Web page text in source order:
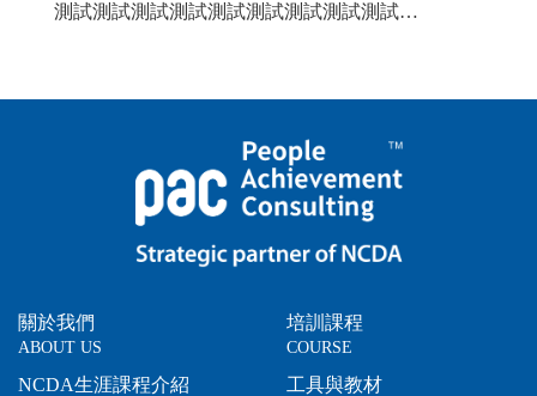
測試測試測試測試測試測試測試測試測試
關於我們
ABOUT US
NCDA生涯課程介紹
培訓課程
COURSE
工具與教材